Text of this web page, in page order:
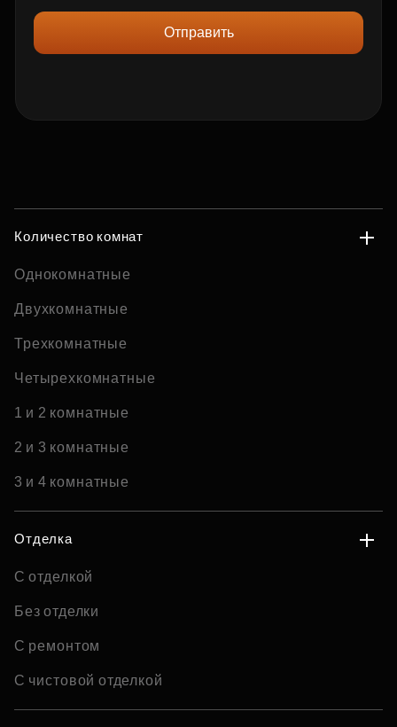
Отправить
Количество комнат
Однокомнатные
Двухкомнатные
Трехкомнатные
Четырехкомнатные
1 и 2 комнатные
2 и 3 комнатные
3 и 4 комнатные
Отделка
С отделкой
Без отделки
С ремонтом
С чистовой отделкой